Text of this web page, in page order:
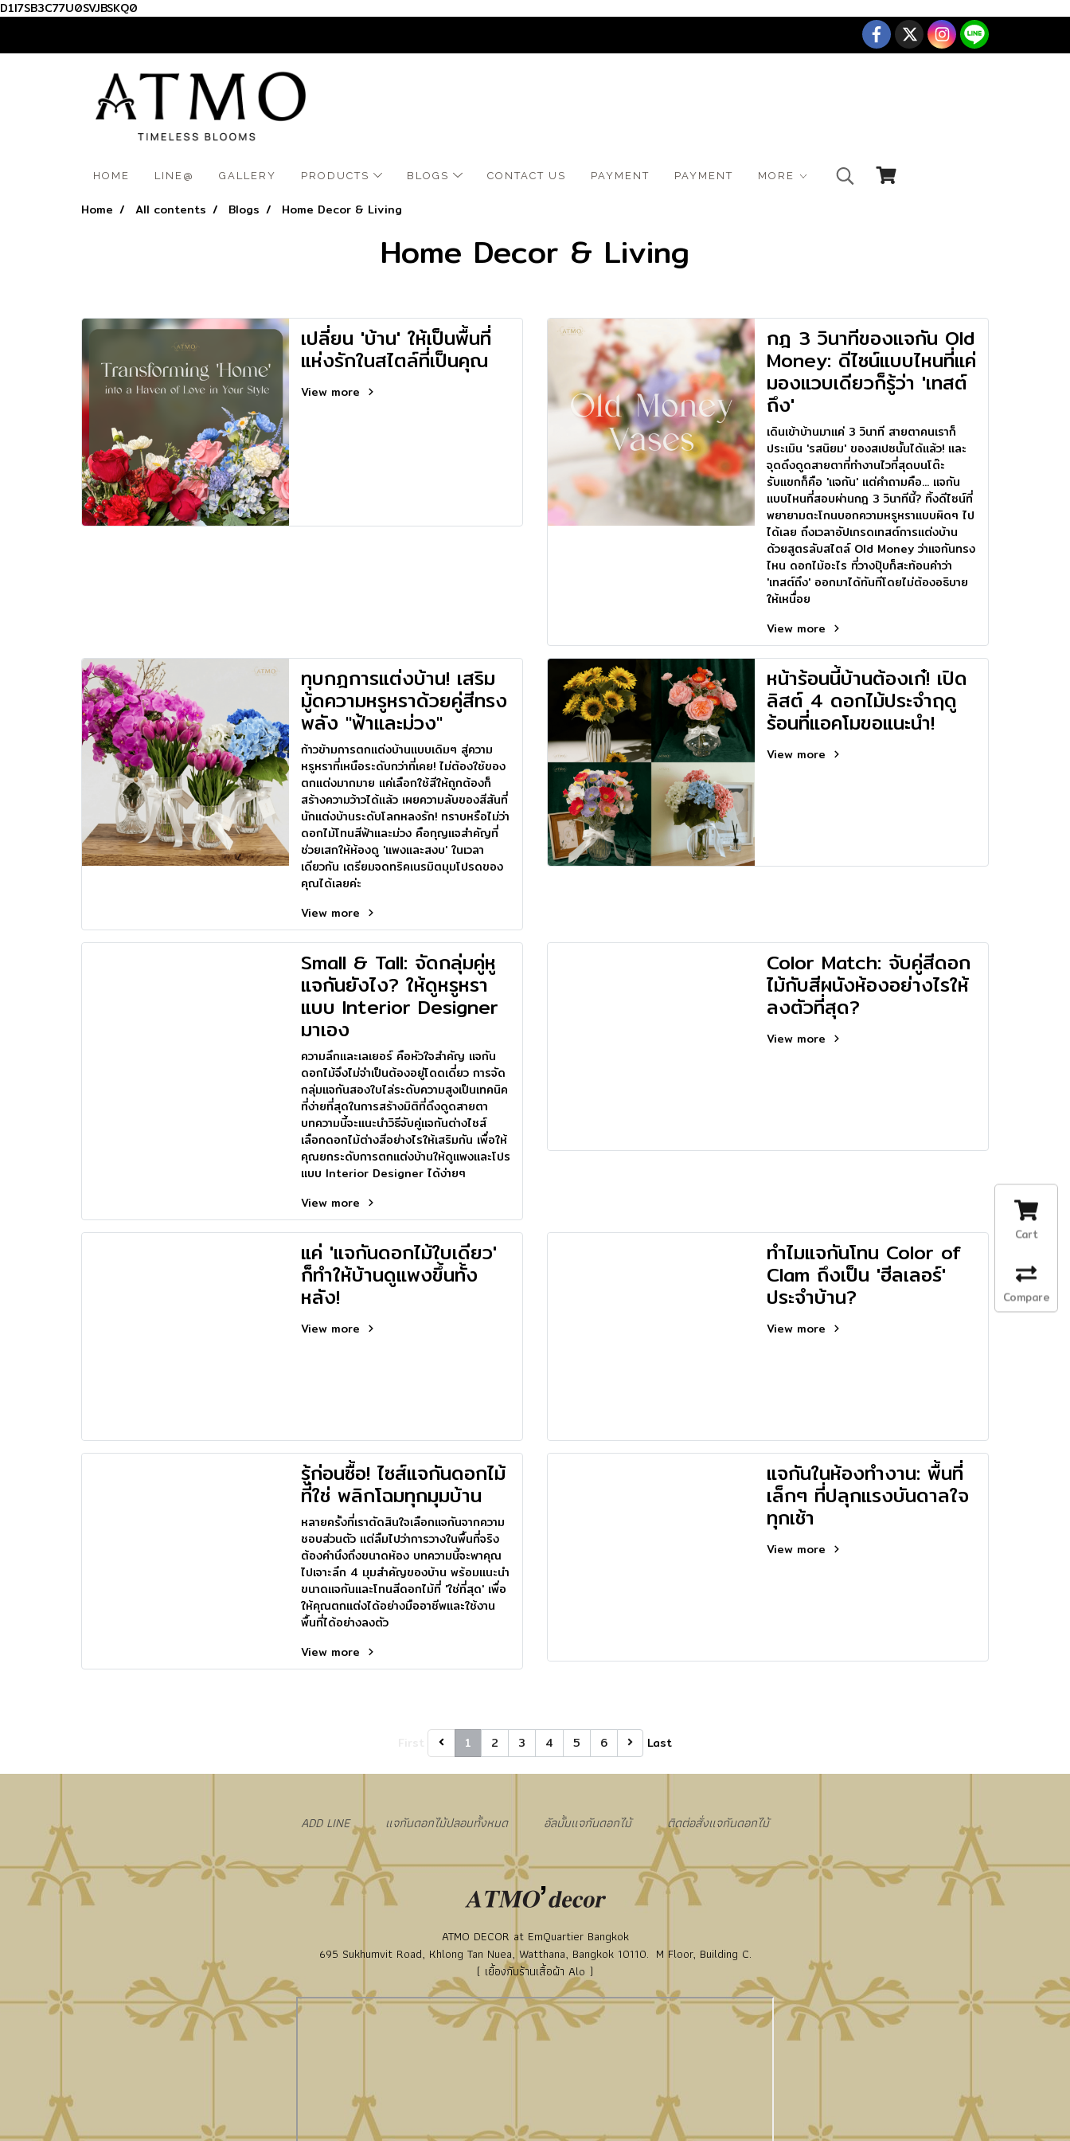
D1I7SB3C77U0SVJBSKQ0
HOME LINE@ GALLERY PRODUCTS BLOGS CONTACT US ​PAYMENT PAYMENT MORE
Home All contents Blogs Home Decor & Living
Home Decor & Living
เปลี่ยน 'บ้าน' ให้เป็นพื้นที่
แห่งรักในสไตล์ที่เป็นคุณ
View more
กฎ 3 วินาทีของแจกัน Old
Money: ดีไซน์แบบไหนที่แค่
มองแวบเดียวก็รู้ว่า 'เทสต์
ถึง'
เดินเข้าบ้านมาแค่ 3 วินาที สายตาคนเราก็
ประเมิน 'รสนิยม' ของสเปซนั้นได้แล้ว! และ
จุดดึงดูดสายตาที่ทำงานไวที่สุดบนโต๊ะ
รับแขกก็คือ 'แจกัน' แต่คำถามคือ... แจกัน
แบบไหนที่สอบผ่านกฎ 3 วินาทีนี้? ทิ้งดีไซน์ที่
พยายามตะโกนบอกความหรูหราแบบผิดๆ ไป
ได้เลย ถึงเวลาอัปเกรดเทสต์การแต่งบ้าน
ด้วยสูตรลับสไตล์ Old Money ว่าแจกันทรง
ไหน ดอกไม้อะไร ที่วางปุ๊บก็สะท้อนคำว่า
'เทสต์ถึง' ออกมาได้ทันทีโดยไม่ต้องอธิบาย
ให้เหนื่อย
View more
ทุบกฎการแต่งบ้าน! เสริม
มู้ดความหรูหราด้วยคู่สีทรง
พลัง "ฟ้าและม่วง"
ก้าวข้ามการตกแต่งบ้านแบบเดิมๆ สู่ความ
หรูหราที่เหนือระดับกว่าที่เคย! ไม่ต้องใช้ของ
ตกแต่งมากมาย แค่เลือกใช้สีให้ถูกต้องก็
สร้างความว้าวได้แล้ว เผยความลับของสีสันที่
นักแต่งบ้านระดับโลกหลงรัก! ทราบหรือไม่ว่า
ดอกไม้โทนสีฟ้าและม่วง คือกุญแจสำคัญที่
ช่วยเสกให้ห้องดู 'แพงและสงบ' ในเวลา
เดียวกัน เตรียมจดทริคเนรมิตมุมโปรดของ
คุณได้เลยค่ะ
View more
หน้าร้อนนี้บ้านต้องเก๋! เปิด
ลิสต์ 4 ดอกไม้ประจำฤดู
ร้อนที่แอคโมขอแนะนำ!
View more
Small & Tall: จัดกลุ่มคู่หู
แจกันยังไง? ให้ดูหรูหรา
แบบ Interior Designer
มาเอง
ความลึกและเลเยอร์ คือหัวใจสำคัญ แจกัน
ดอกไม้จึงไม่จำเป็นต้องอยู่โดดเดี่ยว การจัด
กลุ่มแจกันสองใบไล่ระดับความสูงเป็นเทคนิค
ที่ง่ายที่สุดในการสร้างมิติที่ดึงดูดสายตา
บทความนี้จะแนะนำวิธีจับคู่แจกันต่างไซส์
เลือกดอกไม้ต่างสีอย่างไรให้เสริมกัน เพื่อให้
คุณยกระดับการตกแต่งบ้านให้ดูแพงและโปร
แบบ Interior Designer ได้ง่ายๆ
View more
Color Match: จับคู่สีดอก
ไม้กับสีผนังห้องอย่างไรให้
ลงตัวที่สุด?
View more
แค่ 'แจกันดอกไม้ใบเดียว'
ก็ทำให้บ้านดูแพงขึ้นทั้ง
หลัง!
View more
ทำไมแจกันโทน Color of
Clam ถึงเป็น 'ฮีลเลอร์'
ประจำบ้าน?
View more
รู้ก่อนซื้อ! ไซส์แจกันดอกไม้
ที่ใช่ พลิกโฉมทุกมุมบ้าน
หลายครั้งที่เราตัดสินใจเลือกแจกันจากความ
ชอบส่วนตัว แต่ลืมไปว่าการวางในพื้นที่จริง
ต้องคำนึงถึงขนาดห้อง บทความนี้จะพาคุณ
ไปเจาะลึก 4 มุมสำคัญของบ้าน พร้อมแนะนำ
ขนาดแจกันและโทนสีดอกไม้ที่ 'ใช่ที่สุด' เพื่อ
ให้คุณตกแต่งได้อย่างมืออาชีพและใช้งาน
พื้นที่ได้อย่างลงตัว
View more
แจกันในห้องทำงาน: พื้นที่
เล็กๆ ที่ปลุกแรงบันดาลใจ
ทุกเช้า
View more
1 2 3 4 5 6 Last
​ADD LINE แจกันดอกไม้ปลอมทั้งหมด อัลบั้มแจกันดอกไม้ ติดต่อสั่งแจกันดอกไม้
ATMO DECOR at EmQuartier Bangkok
695 Sukhumvit Road, Khlong Tan Nuea, Watthana, Bangkok 10110. M Floor, Building C.
( เยื้องกับร้านเสื้อผ้า Alo )
Cart
Compare